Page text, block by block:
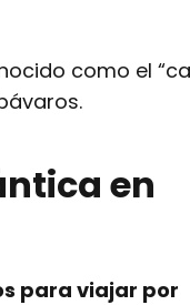
como el
en
para viajar por